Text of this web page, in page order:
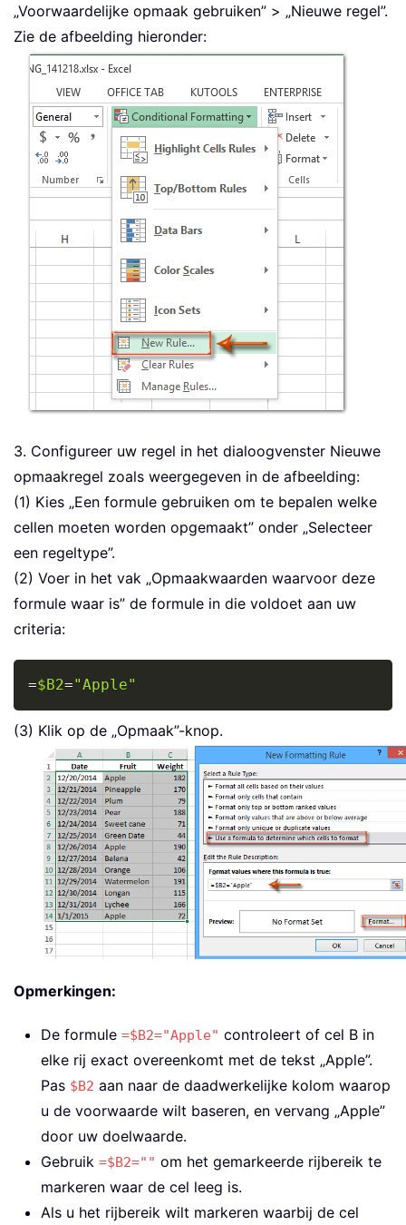
„Voorwaardelijke opmaak gebruiken” > „Nieuwe regel”.
Zie de afbeelding hieronder:
3. Configureer uw regel in het dialoogvenster Nieuwe
opmaakregel zoals weergegeven in de afbeelding:
(1) Kies „Een formule gebruiken om te bepalen welke
cellen moeten worden opgemaakt” onder „Selecteer
een regeltype”.
(2) Voer in het vak „Opmaakwaarden waarvoor deze
formule waar is” de formule in die voldoet aan uw
criteria:
=$B2="Apple"
(3) Klik op de „Opmaak”-knop.
Opmerkingen:
De formule =$B2="Apple" controleert of cel B in
elke rij exact overeenkomt met de tekst „Apple”.
Pas $B2 aan naar de daadwerkelijke kolom waarop
u de voorwaarde wilt baseren, en vervang „Apple”
door uw doelwaarde.
Gebruik =$B2="" om het gemarkeerde rijbereik te
markeren waar de cel leeg is.
Als u het rijbereik wilt markeren waarbij de cel